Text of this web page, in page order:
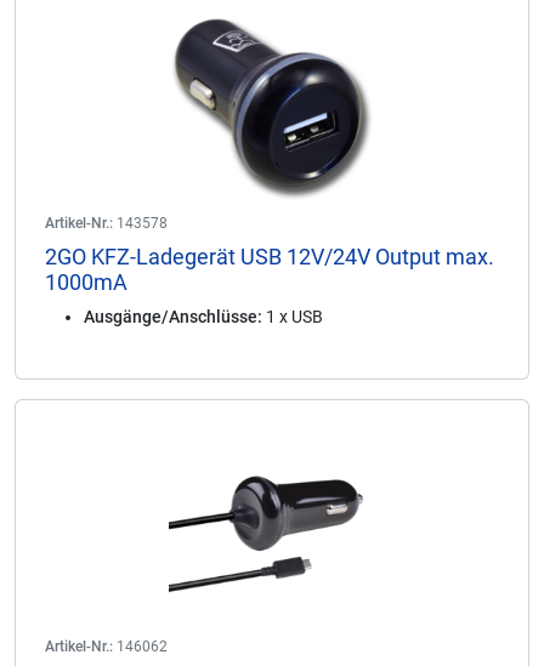
Artikel-Nr.: 143578
2GO KFZ-Ladegerät USB 12V/24V Output max.
1000mA
Ausgänge/Anschlüsse: 1 x USB
Artikel-Nr.: 146062